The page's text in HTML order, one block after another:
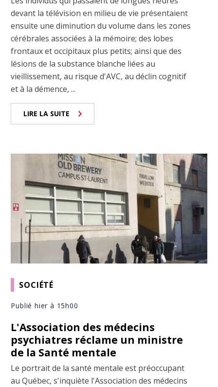
devant la télévision en milieu de vie présentaient
ensuite une diminution du volume dans les zones
cérébrales associées à la mémoire; des lobes
frontaux et occipitaux plus petits; ainsi que des
lésions de la substance blanche liées au
vieillissement, au risque d'AVC, au déclin cognitif
et à la démence, ...
LIRE LA SUITE
SOCIÉTÉ
Publié hier à 15h00
L'Association des médecins
psychiatres réclame un ministre
de la Santé mentale
Le portrait de la santé mentale est préoccupant
au Québec, s'inquiète l'Association des médecins